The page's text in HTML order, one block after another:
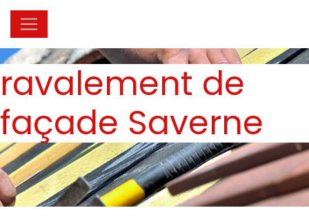
ravalement de
façade Saverne
Panneau de gestion des cookies